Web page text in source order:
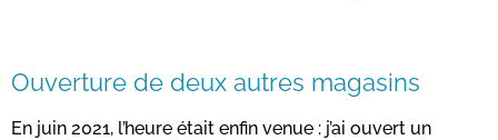
Ouverture de deux autres magasins
En juin 2021, l’heure était enfin venue : j’ai ouvert un